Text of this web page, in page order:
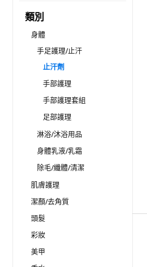
類別
身體
手足護理/止汗
止汗劑
手部護理
手部護理套組
足部護理
淋浴/沐浴用品
身體乳液/乳霜
除毛/纖體/清潔
肌膚護理
潔顏/去角質
頭髮
彩妝
美甲